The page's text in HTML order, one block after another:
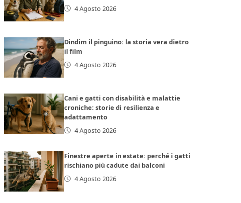
4 Agosto 2026
Dindim il pinguino: la storia vera dietro
il film
4 Agosto 2026
Cani e gatti con disabilità e malattie
croniche: storie di resilienza e
adattamento
4 Agosto 2026
Finestre aperte in estate: perché i gatti
rischiano più cadute dai balconi
4 Agosto 2026